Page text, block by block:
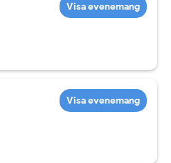
Visa evenemang
Visa evenemang